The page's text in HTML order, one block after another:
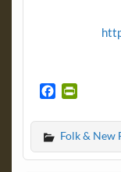
c
e
b
i
n
t
Folk & New